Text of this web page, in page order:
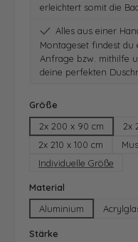
erleichtert somit die
Alles aus einer
Montageset findest
Anfrage bzw. mithilfe
deine perfekten
Größe
2x 200 x 90 cm
2x
2x 210 x 100 cm
Individuelle Größe
Material
Aluminium
Stärke